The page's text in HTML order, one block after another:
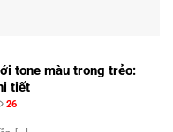
tone màu trong trẻo:
tiết
26